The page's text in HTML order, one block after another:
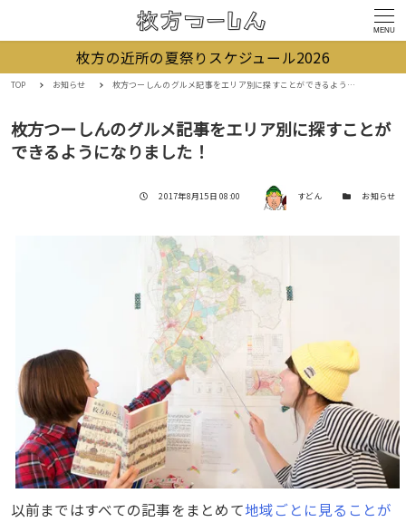
MENU
枚方の近所の夏祭りスケジュール2026
TOP お知らせ 枚方つーしんのグルメ記事をエリア別に探すことができるようになりました！
枚方つーしんのグルメ記事をエリア別に探すことが
できるようになりました！
投稿日
2017年8月15日 08:00 著者 すどん カテゴリー
お知らせ
以前まではすべての記事をまとめて地域ごとに見ることが